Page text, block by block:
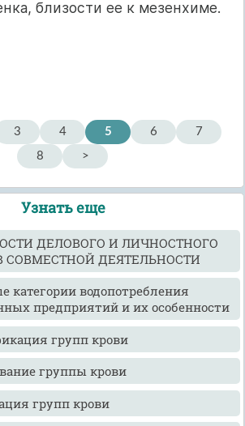
близости ее к мезенхиме.
3 4 5 6
7
8
>
Узнать еще
ДЕЛОВОГО И ЛИЧНОСТНОГО
СОВМЕСТНОЙ ДЕЯТЕЛЬНОСТИ
категории водопотребления
предприятий и их особенности
групп крови
группы крови
групп крови